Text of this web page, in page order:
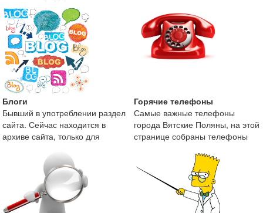
Блоги
Бывший в употреблении раздел
сайта. Сейчас находится в
архиве сайта, только для
Горячие телефоны
Самые важные телефоны
города Вятские Поляны, на этой
странице собраны телефоны